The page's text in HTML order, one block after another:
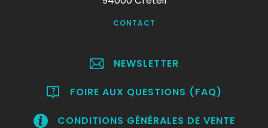
CONTACT
NEWSLETTER
FOIRE AUX QUESTIONS (FAQ)
CONDITIONS GÉNÉRALES DE VENTE